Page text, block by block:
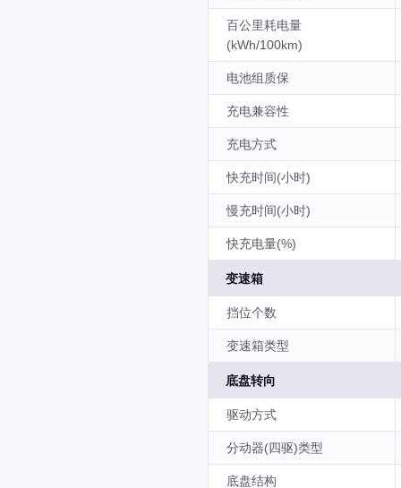
百公里耗电量
(kWh/100km)
电池组质保
充电兼容性
充电方式
快充时间(小时)
慢充时间(小时)
快充电量(%)
变速箱
挡位个数
变速箱类型
底盘转向
驱动方式
分动器(四驱)类型
底盘结构